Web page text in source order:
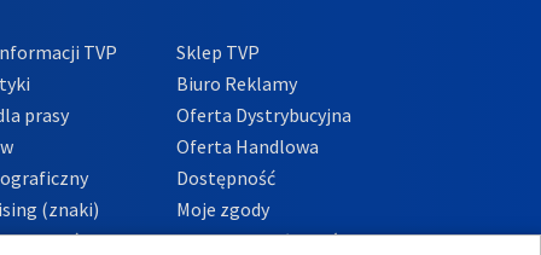
TVP
prasy
(znaki)
Sklep TVP
Biuro Reklamy
Oferta Dystrybucyjna
Oferta Handlowa
Dostępność
Moje zgody
Procedura zgłoszeń